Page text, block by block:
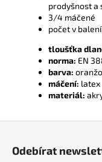
prodyšnost a
3/4 máčené
počet v
tloušťka
norma: EN
barva:
máčení: latex
materiál:
Odebírat